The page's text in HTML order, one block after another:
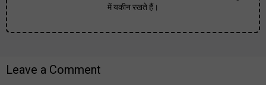
में यकीन रखते हैं।
Leave a Comment